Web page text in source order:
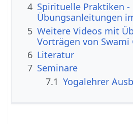
4 Spirituelle Praktiken -
Übungsanleitungen
5 Weitere Videos mit
Vorträgen von Swami
6 Literatur
7 Seminare
7.1 Yogalehrer